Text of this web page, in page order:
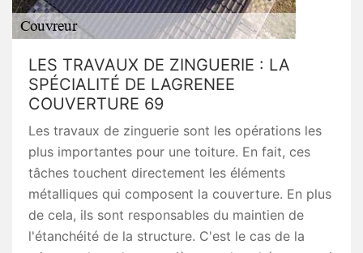
LES TRAVAUX DE ZINGUERIE : LA
SPÉCIALITÉ DE LAGRENEE
COUVERTURE 69
Les travaux de zinguerie sont les opérations les
plus importantes pour une toiture. En fait, ces
tâches touchent directement les éléments
métalliques qui composent la couverture. En plus
de cela, ils sont responsables du maintien de
l'étanchéité de la structure. C'est le cas de la